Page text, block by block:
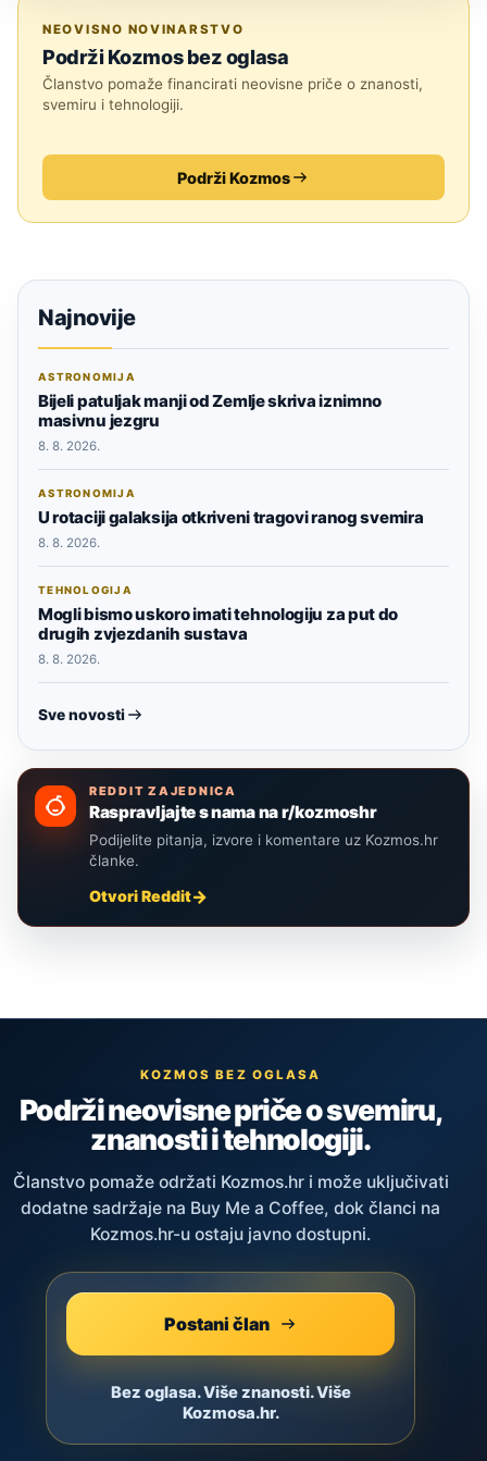
NEOVISNO NOVINARSTVO
Podrži Kozmos bez oglasa
Članstvo pomaže financirati neovisne priče o znanosti,
svemiru i tehnologiji.
Podrži Kozmos
Najnovije
ASTRONOMIJA
Bijeli patuljak manji od Zemlje skriva iznimno
masivnu jezgru
8. 8. 2026.
ASTRONOMIJA
U rotaciji galaksija otkriveni tragovi ranog svemira
8. 8. 2026.
TEHNOLOGIJA
Mogli bismo uskoro imati tehnologiju za put do
drugih zvjezdanih sustava
8. 8. 2026.
Sve novosti
REDDIT ZAJEDNICA
Raspravljajte s nama na r/kozmoshr
Podijelite pitanja, izvore i komentare uz Kozmos.hr
članke.
Otvori Reddit
KOZMOS BEZ OGLASA
Podrži neovisne priče o svemiru,
znanosti i tehnologiji.
Članstvo pomaže održati Kozmos.hr i može uključivati
dodatne sadržaje na Buy Me a Coffee, dok članci na
Kozmos.hr-u ostaju javno dostupni.
Postani član
Bez oglasa. Više znanosti. Više
Kozmosa.hr.